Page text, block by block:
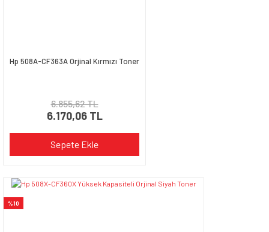
Hp 508A-CF363A Orjinal Kırmızı Toner
6.855,62 TL
6.170,06 TL
Sepete Ekle
%10